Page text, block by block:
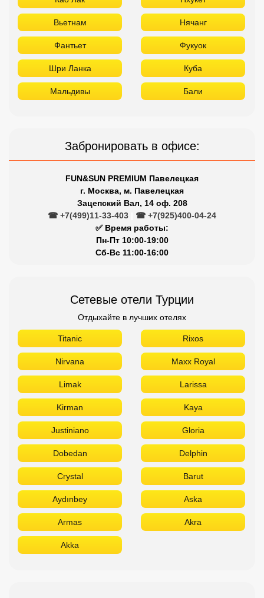
Вьетнам Нячанг
Фантьет Фукуок
Шри Ланка Куба
Мальдивы Бали
Забронировать в офисе:
FUN&SUN PREMIUM Павелецкая
г. Москва, м. Павелецкая
Зацепский Вал, 14 оф. 208
☎ +7(499)11-33-403
☎ +7(925)400-04-24
✅ Время работы:
Пн-Пт 10:00-19:00
Сб-Вс 11:00-16:00
Сетевые отели Турции
Отдыхайте в лучших отелях
Titanic Rixos
Nirvana Maxx Royal
Limak Larissa
Kirman Kaya
Justiniano Gloria
Dobedan Delphin
Crystal Barut
Aydınbey Aska
Armas Akra
Akka